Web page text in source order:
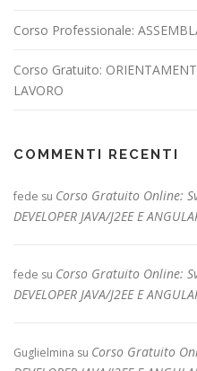
Corso Professionale:
Corso Gratuito:
LAVORO
COMMENTI RECENTI
fede su Corso Gratuito Online:
DEVELOPER JAVA/J2EE E
fede su Corso Gratuito Online:
DEVELOPER JAVA/J2EE E
Guglielmina su Corso Gratuito